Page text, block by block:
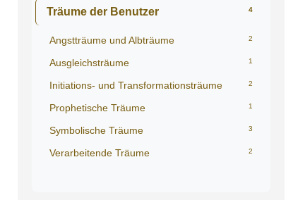
Träume der Benutzer 4
Angstträume und Albträume 2
Ausgleichsträume 1
Initiations- und Transformationsträume 2
Prophetische Träume 1
Symbolische Träume 3
Verarbeitende Träume 2